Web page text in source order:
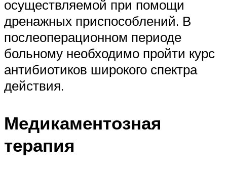
осуществляемой при помощи
дренажных приспособлений. В
послеоперационном периоде
больному необходимо пройти курс
антибиотиков широкого спектра
действия.
Медикаментозная
терапия